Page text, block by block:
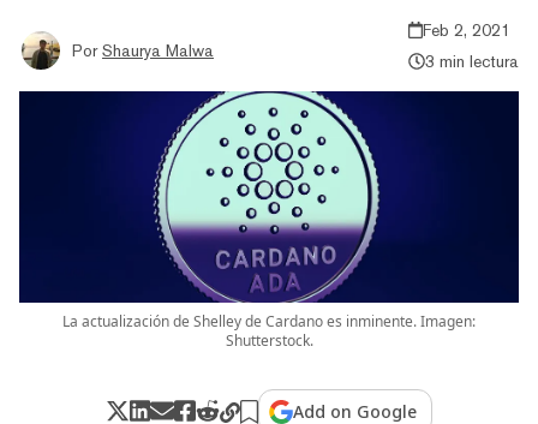
Por Shaurya Malwa
Feb 2, 2021
3 min lectura
La actualización de Shelley de Cardano es inminente. Imagen:
Shutterstock.
Add on Google